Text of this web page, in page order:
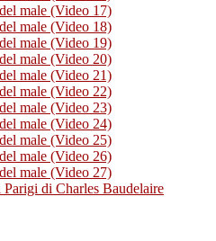
male (Video 17)
male (Video 18)
male (Video 19)
male (Video 20)
male (Video 21)
male (Video 22)
male (Video 23)
male (Video 24)
male (Video 25)
male (Video 26)
male (Video 27)
di Charles Baudelaire